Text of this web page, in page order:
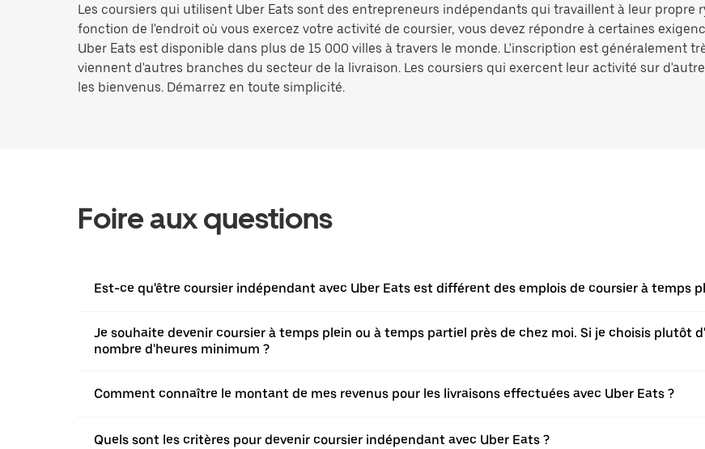
Les coursiers qui utilisent Uber Eats sont des entrepreneurs indépendants qui travaillent à leur
fonction de l'endroit où vous exercez votre activité de coursier, vous devez répondre à certaines
Uber Eats est disponible dans plus de 15 000 villes à travers le monde. L'inscription est généralement
viennent d'autres branches du secteur de la livraison. Les coursiers qui exercent leur activité sur
les bienvenus. Démarrez en toute simplicité.
Foire aux questions
Est-ce qu'être coursier indépendant avec Uber Eats est différent des emplois de coursier à temps
Je souhaite devenir coursier à temps plein ou à temps partiel près de chez moi. Si je choisis plutôt
nombre d'heures minimum ?
Comment connaître le montant de mes revenus pour les livraisons effectuées avec Uber Eats ?
Quels sont les critères pour devenir coursier indépendant avec Uber Eats ?